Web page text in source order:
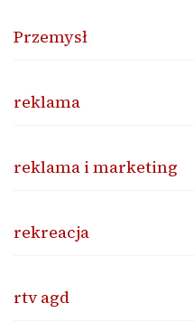
Przemysł
reklama
reklama i marketing
rekreacja
rtv agd